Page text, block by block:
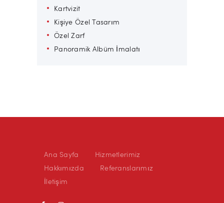
Kartvizit
Kişiye Özel Tasarım
Özel Zarf
Panoramik Albüm İmalatı
Ana Sayfa
Hizmetlerimiz
Hakkımızda
Referanslarımız
İletişim